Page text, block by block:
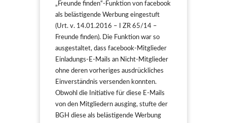
„Freunde finden“-Funktion von facebook
als belästigende Werbung eingestuft
(Urt. v. 14.01.2016 – I ZR 65/14 –
Freunde finden). Die Funktion war so
ausgestaltet, dass facebook-Mitglieder
Einladungs-E-Mails an Nicht-Mitglieder
ohne deren vorheriges ausdrückliches
Einverständnis versenden konnten.
Obwohl die Initiative für diese E-Mails
von den Mitgliedern ausging, stufte der
BGH diese als belästigende Werbung